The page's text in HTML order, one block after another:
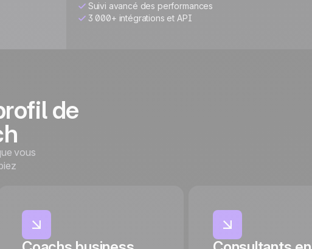
Suivi avancé des performances
3 000+ intégrations et API
de
vous